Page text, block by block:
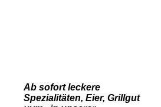
Ab sofort leckere
Spezialitäten, Eier, Grillgut